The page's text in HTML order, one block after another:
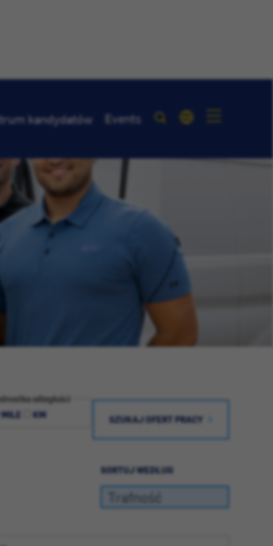
kandydatów Events
odległości
MILE
KM SZUKAJ OFERT PRACY
SORTUJ WEDŁUG